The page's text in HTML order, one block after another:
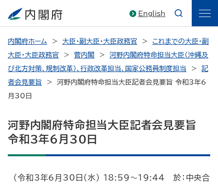
English
内閣府ホーム 大臣・副大臣・大臣政務官
これまでの大臣・副
大臣・大臣政務官
菅内閣
河野内閣府特命担当大臣（沖縄及
び北方対策、規制改革）、行政改革担当、国家公務員制度担当
記
者会見要旨
河野内閣府特命担当大臣記者会見要旨 令和3年6
月30日
河野内閣府特命担当大臣記者会見要旨
令和3年6月30日
（令和3年6月30日（水） 18:59～19:44 於：中央合